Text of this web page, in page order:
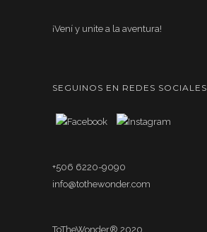
¡Vení y unite a la aventura!
SEGUINOS EN REDES SOCIALES
+506 6220-9090
info@tothewonder.com
ToTheWonder® 2020